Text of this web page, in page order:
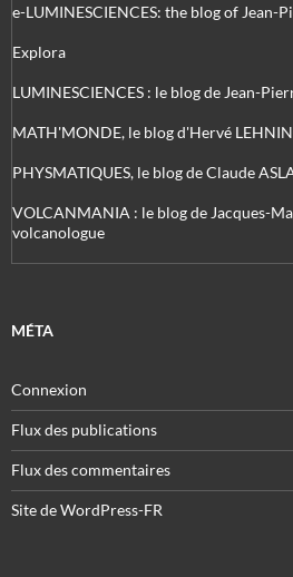
e-LUMINESCIENCES: the blog of Jean-
Explora
LUMINESCIENCES : le blog de Jean-
MATH'MONDE, le blog d'Hervé
PHYSMATIQUES, le blog de Claude
VOLCANMANIA : le blog de Jacques-
volcanologue
MÉTA
Connexion
Flux des publications
Flux des commentaires
Site de WordPress-FR